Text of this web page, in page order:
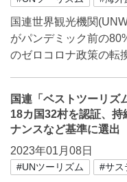
国連世界観光機関
がパンデミック前の
のゼロコロナ政策の転
国連「ベストツーリズ
18カ国32村を認証、
ナンスなど基準に選出
2023年01月08日
#UNツーリズム #サス